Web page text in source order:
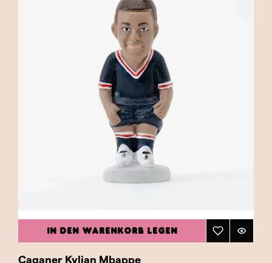
IN DEN WARENKORB LEGEN
Caganer Kylian Mbappe